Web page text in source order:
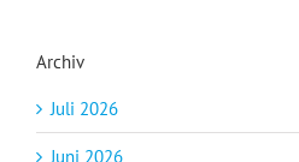
Archiv
Juli 2026
Juni 2026